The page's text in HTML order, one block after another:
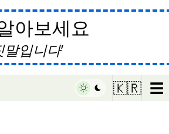
아보세요
말입니다
🇰🇷 ☰